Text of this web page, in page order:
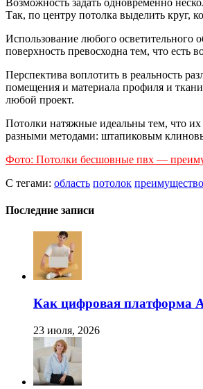
Так, по центру потолка выделить круг,
Использование любого осветительного
поверхность превосходна тем, что
Перспектива воплотить в реальность
помещения и материала профиля и
любой проект.
Потолки натяжные идеальны тем, что
разными методами: штапиковым
Фото: Потолки бесшовные пвх —
С тегами: область потолок преимущество
Последние записи
Как цифровая платформа
23 июля, 2026